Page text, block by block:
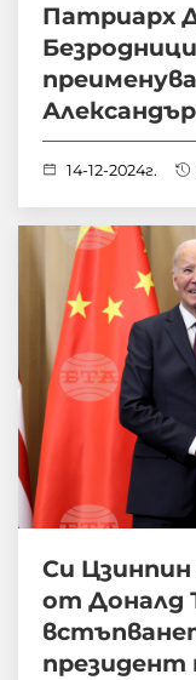
Патриарх
14-12-2024г.
Си
от Доналд